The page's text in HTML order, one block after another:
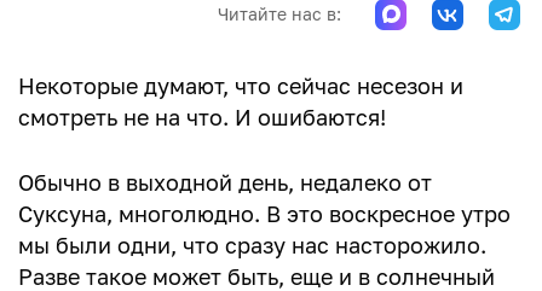
Читайте нас в:
Некоторые думают, что сейчас несезон и
смотреть не на что. И ошибаются!
Обычно в выходной день, недалеко от
Суксуна, многолюдно. В это воскресное утро
мы были одни, что сразу нас насторожило.
Разве такое может быть, еще и в солнечный